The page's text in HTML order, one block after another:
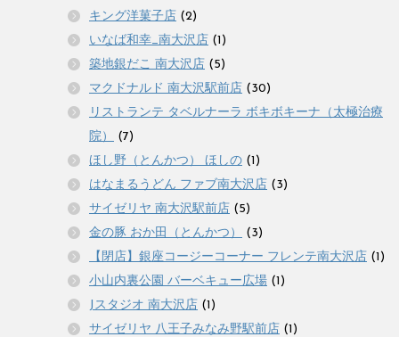
キング洋菓子店 (2)
いなば和幸_南大沢店 (1)
築地銀だこ 南大沢店 (5)
マクドナルド 南大沢駅前店 (30)
リストランテ タベルナーラ ボキボキーナ（太極治療
院）
(7)
ほし野（とんかつ） ほしの (1)
はなまるうどん ファブ南大沢店 (3)
サイゼリヤ 南大沢駅前店 (5)
金の豚 おか田（とんかつ）
(3)
【閉店】銀座コージーコーナー フレンテ南大沢店 (1)
小山内裏公園 バーベキュー広場 (1)
Jスタジオ 南大沢店 (1)
サイゼリヤ 八王子みなみ野駅前店 (1)